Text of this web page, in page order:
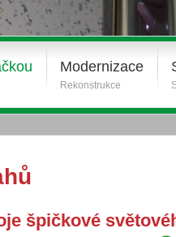
Modernizace
Rekonstrukce
špičkové